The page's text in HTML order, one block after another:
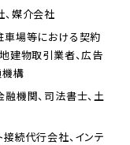
媒介会社
車場等における契約
建物取引業者、広告
機構
機関、司法書士、土
続代行会社、インテ